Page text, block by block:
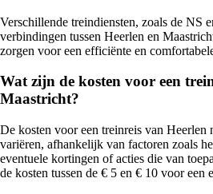
Verschillende treindiensten, zoals de NS
verbindingen tussen Heerlen en
zorgen voor een efficiënte en
Wat zijn de kosten voor een
Maastricht?
De kosten voor een treinreis van Heerlen
variëren, afhankelijk van factoren zoals
eventuele kortingen of acties die van
de kosten tussen de € 5 en € 10 voor een